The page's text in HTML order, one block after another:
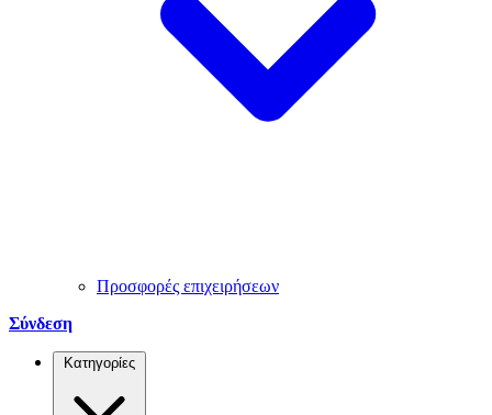
Προσφορές επιχειρήσεων
Σύνδεση
Κατηγορίες